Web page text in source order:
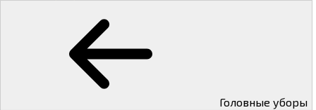
Головные уборы